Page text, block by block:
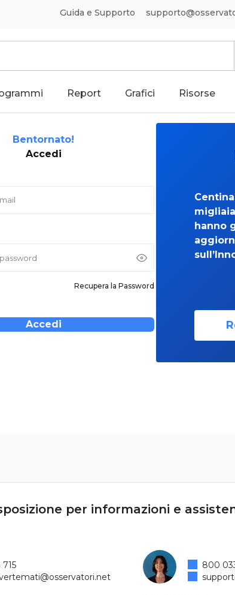
Guida e Supporto
Report Grafici Risorse
Bentornato!
Accedi
Recupera la Password
Accedi
hanno
per informazioni e
800